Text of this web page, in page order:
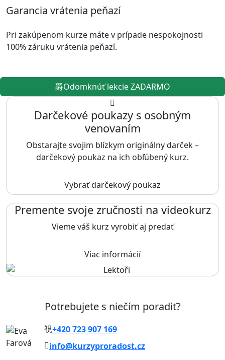
Garancia vrátenia peňazí
Pri zakúpenom kurze máte v prípade nespokojnosti
100% záruku vrátenia peňazí.
Odomknúť lekcie ZADARMO
Darčekové poukazy s osobným
venovaním
Obstarajte svojim blízkym originálny darček –
darčekový poukaz na ich obľúbený kurz.
Vybrať darčekový poukaz
Premente svoje zručnosti na videokurz
Vieme váš kurz vyrobiť aj predať
Viac informácií
Potrebujete s niečím poradiť?
+420 723 907 169
info@kurzyproradost.cz